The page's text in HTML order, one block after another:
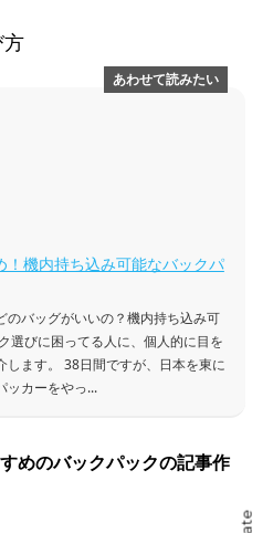
方
機内持ち込み可能なバックパ
のバッグがいいの？機内持ち込み可
選びに困ってる人に、個人的に目を
します。 38日間ですが、日本を東に
ッカーをやっ...
めのバックパックの記事作